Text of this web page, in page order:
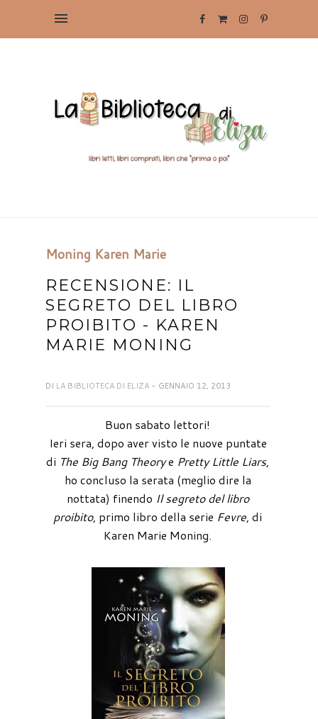
Moning Karen Marie
RECENSIONE: IL
SEGRETO DEL LIBRO
PROIBITO - KAREN
MARIE MONING
DI LA BIBLIOTECA DI ELIZA - GENNAIO 12, 2013
Buon sabato lettori!
Ieri sera, dopo aver visto le nuove puntate
di The Big Bang Theorye Pretty Little Liars,
ho concluso la serata (meglio dire la
nottata) finendo Il segreto del libro
proibito, primo libro della serie Fevre, di
Karen Marie Moning.